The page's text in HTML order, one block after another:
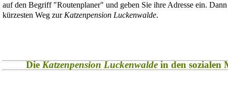
auf den Begriff "Routenplaner" und geben Sie ihre Adresse ein.
kürzesten Weg zur Katzenpension Luckenwalde.
Die Katzenpension Luckenwaldein den sozialen